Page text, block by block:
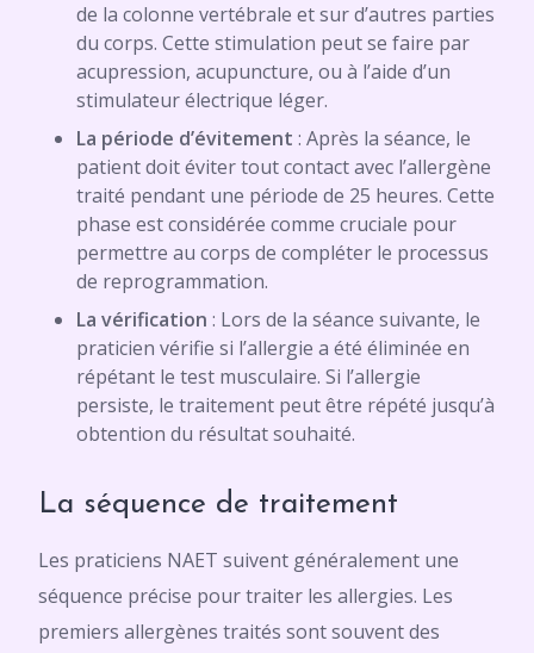
de la colonne vertébrale et sur d’autres parties
du corps. Cette stimulation peut se faire par
acupression, acupuncture, ou à l’aide d’un
stimulateur électrique léger.
La période d’évitement : Après la séance, le
patient doit éviter tout contact avec l’allergène
traité pendant une période de 25 heures. Cette
phase est considérée comme cruciale pour
permettre au corps de compléter le processus
de reprogrammation.
La vérification : Lors de la séance suivante, le
praticien vérifie si l’allergie a été éliminée en
répétant le test musculaire. Si l’allergie
persiste, le traitement peut être répété jusqu’à
obtention du résultat souhaité.
La séquence de traitement
Les praticiens NAET suivent généralement une
séquence précise pour traiter les allergies. Les
premiers allergènes traités sont souvent des